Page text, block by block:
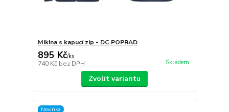
Mikina s kapucí zip - DC POPRAD
895 Kč/ks
740 Kč bez DPH Skladem
Zvolit variantu
Novinka